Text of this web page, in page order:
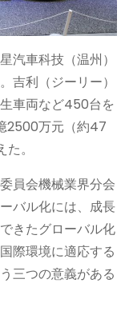
汽車科技（温州）
吉利（ジーリー）
車両など450台を
2500万元（約47
。
員会機械業界分会
バル化には、成長
きたグローバル化
際環境に適応する
三つの意義がある